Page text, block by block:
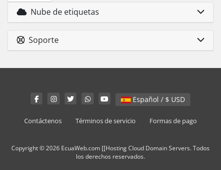
Nube de etiquetas
Soporte
Español / $ USD
Contáctenos Términos de servicio Formas de pago
Copyright © 2026 EcuaWeb.com [[Hosting Cloud Domain Servers. Todos
los derechos reservados.